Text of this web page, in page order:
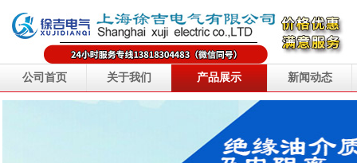
公司首页 关于我们 产品展示 新闻动态